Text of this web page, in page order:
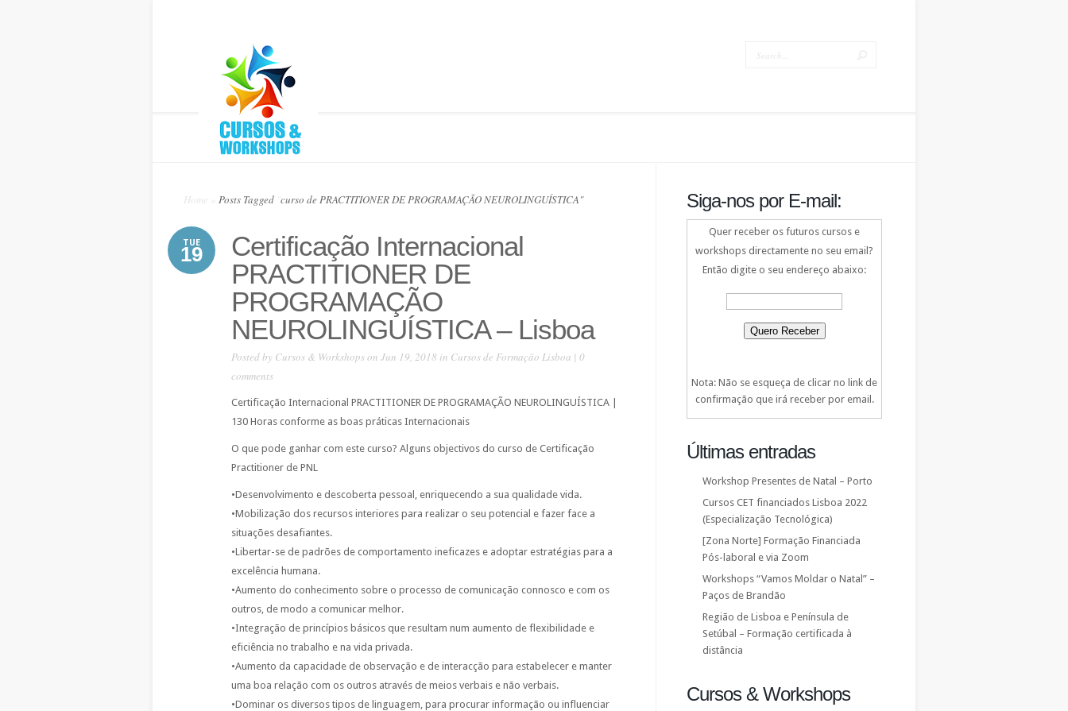
Home Posts Tagged curso de PRACTITIONER DE PROGRAMAÇÃO NEUROLINGUÍSTICA"
TUE
19
Certificação Internacional
PRACTITIONER DE
PROGRAMAÇÃO
NEUROLINGUÍSTICA – Lisboa
Posted by Cursos & Workshopson Jun 19, 2018 in Cursos de Formação Lisboa | 0
comments
Certificação Internacional PRACTITIONER DE PROGRAMAÇÃO NEUROLINGUÍSTICA |
130 Horas conforme as boas práticas Internacionais
O que pode ganhar com este curso? Alguns objectivos do curso de Certificação
Practitioner de PNL
•Desenvolvimento e descoberta pessoal, enriquecendo a sua qualidade vida.
•Mobilização dos recursos interiores para realizar o seu potencial e fazer face a
situações desafiantes.
•Libertar-se de padrões de comportamento ineficazes e adoptar estratégias para a
excelência humana.
•Aumento do conhecimento sobre o processo de comunicação connosco e com os
outros, de modo a comunicar melhor.
•Integração de princípios básicos que resultam num aumento de flexibilidade e
eficiência no trabalho e na vida privada.
•Aumento da capacidade de observação e de interacção para estabelecer e manter
uma boa relação com os outros através de meios verbais e não verbais.
•Dominar os diversos tipos de linguagem, para procurar informação ou influenciar
Siga-nos por E-mail:
Quer receber os futuros cursos e
workshops directamente no seu email?
Então digite o seu endereço abaixo:
Nota: Não se esqueça de clicar no link de
confirmação que irá receber por email.
Últimas entradas
Workshop Presentes de Natal – Porto
Cursos CET financiados Lisboa 2022
(Especialização Tecnológica)
[Zona Norte] Formação Financiada
Pós-laboral e via Zoom
Workshops “Vamos Moldar o Natal” –
Paços de Brandão
Região de Lisboa e Península de
Setúbal – Formação certificada à
distância
Cursos & Workshops